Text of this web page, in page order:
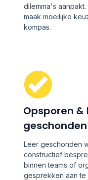
dilemma's
maak moeilijke
kompas.
Opsporen
Leer geschonden
constructief
binnen teams of
gesprekken aan